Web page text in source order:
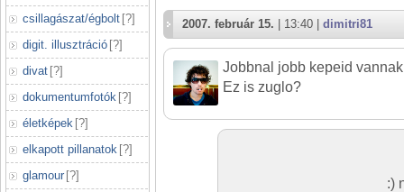
csillagászat/égbolt [?]
digit. illusztráció [?]
divat [?]
dokumentumfotók [?]
életképek [?]
elkapott pillanatok [?]
glamour [?]
2007. február 15. | 13:40 | dimitri81
Jobbnal jobb kepeid
Ez is zuglo?
:)